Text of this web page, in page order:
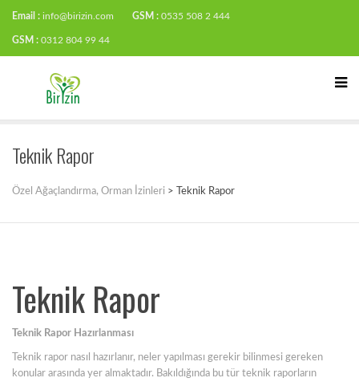
Email : info@birizin.com GSM : 0535 508 2 444
GSM : 0312 804 99 44
Teknik Rapor
Özel Ağaçlandırma, Orman İzinleri > Teknik Rapor
Teknik Rapor
Teknik Rapor Hazırlanması
Teknik rapor nasıl hazırlanır, neler yapılması gerekir bilinmesi gereken
konular arasında yer almaktadır. Bakıldığında bu tür teknik raporların